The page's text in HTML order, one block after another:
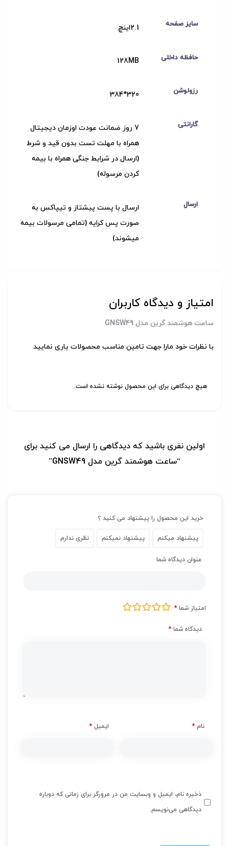
سایز صفحه 2.1اینچ
حافظه داخلی 128MB
رزولوشن 320*384
گارانتی
7 روز ضمانت عودت اوزمان دیجیتال
همراه با مهلت تست بدون قید و شرط
(ارسال در شرایط جنگی همراه با بیمه
کردن مرسوله)
ارسال
ارسال با پست پیشتاز و تیپاکس به
صورت پس کرایه (تمامی مرسولات بیمه
میشوند)
امتیاز و دیدگاه کاربران
ساعت هوشمند گرین مدل GNSW49
با نظرات خود مارا جهت تامین مناسب محصولات یاری نمایید
هیچ دیدگاهی برای این محصول نوشته نشده است.
اولین نفری باشید که دیدگاهی را ارسال می کنید برای
“ساعت هوشمند گرین مدل GNSW49”
خرید این محصول را پیشنهاد می کنید ؟
پیشنهاد میکنم پیشنهاد نمیکنم نظری ندارم
عنوان دیدگاه شما
امتیاز شما *
دیدگاه شما *
نام * ایمیل *
ذخیره نام، ایمیل و وبسایت من در مرورگر برای زمانی که دوباره
دیدگاهی می‌نویسم.